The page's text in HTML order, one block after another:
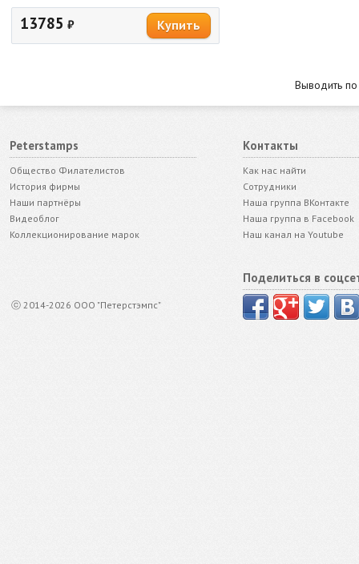
13785 ₽
Выводить
Peterstamps
Общество Филателистов
История фирмы
Наши партнёры
Видеоблог
Коллекционирование марок
ⓒ 2014-2026 ООО "Петерстэмпс"
Контакты
Как нас найти
Сотрудники
Наша группа ВКонтакте
Наша группа в Facebook
Наш канал на Youtube
Поделиться в